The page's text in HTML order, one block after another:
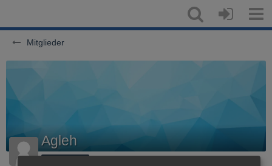
Mitglieder
Agleh